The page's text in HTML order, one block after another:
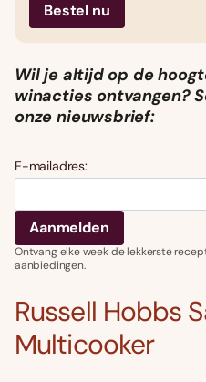
Bestel nu
Wil je altijd op de
winacties ontvangen?
onze nieuwsbrief:
E-mailadres:
Ontvang elke week de lekkerste
aanbiedingen.
Russell Hobbs
Multicooker